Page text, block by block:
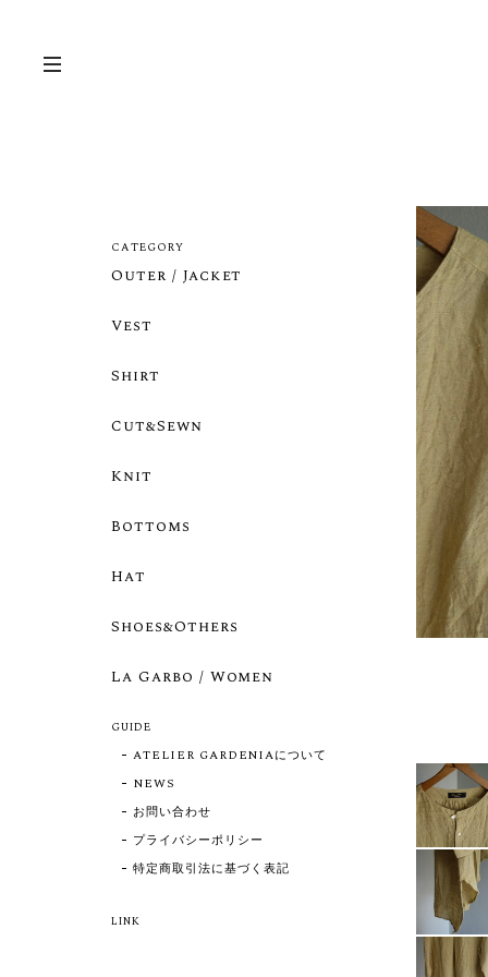
CATEGORY
Outer / Jacket
Vest
Shirt
Cut&Sewn
Knit
Bottoms
Hat
Shoes&Others
La Garbo / Women
GUIDE
ATELIER GARDENIAについて
NEWS
お問い合わせ
プライバシーポリシー
特定商取引法に基づく表記
LINK